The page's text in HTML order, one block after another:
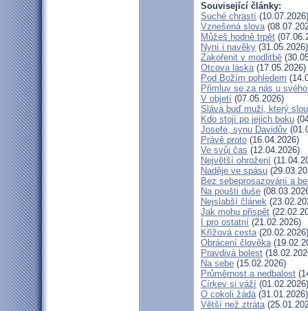
Související články:
Suché chrastí (10.07.2026)
Vznešená slova
Můžeš hodně trpět
Nyní i navěky (31.05.2026)
Zakořenit v modlitbě
Otcova láska(17.05.2026)
Pod Božím pohledem
Přimluv se za nás u
V objetí (07.05.2026)
Sláva buď muži, který
Kdo stojí po jejich boku
Josefe, synu Davidův
Právě proto (16.04.2026)
Ve svůj čas (12.04.2026)
Největší ohrožení
Naděje ve spásu
Bez sebeprosazování a
Na poušti duše
Nejslabší článek
Jak mohu přispět
I pro ostatní (21.02.2026)
Křížová cesta(20.02.2026)
Obrácení člověka
Pravdivá bolest
Na sebe (15.02.2026)
Průměrnost a nedbalost
Církev si váží (01.02.2026)
O cokoli žádá(31.01.2026)
Větší než ztráta